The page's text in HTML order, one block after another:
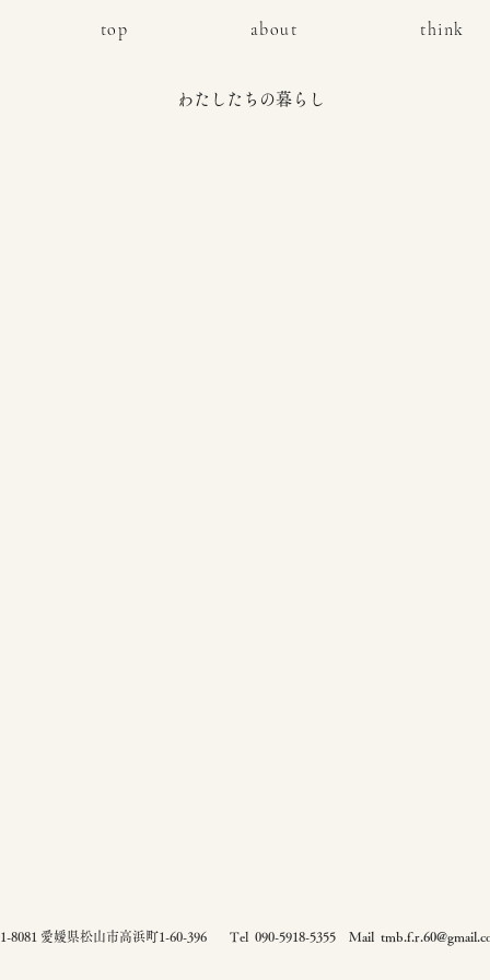
top about think
​わたしたちの暮らし
8081 愛媛県松山市高浜町1-60-396 Tel 090-5918-5355 ​ Mail